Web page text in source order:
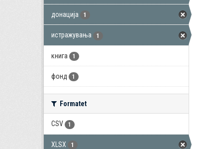
донација 1
истражувања 1
книга 1
фонд 1
Formatet
CSV 1
XLSX 1